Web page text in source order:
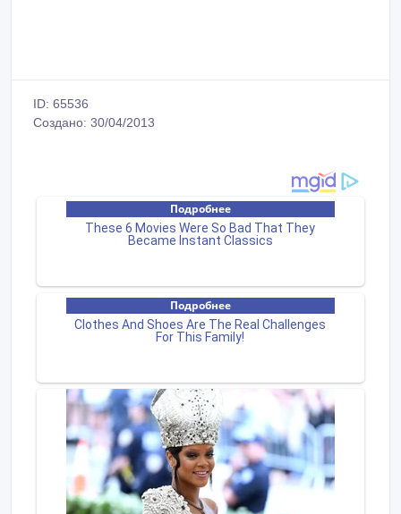
ID: 65536
Создано: 30/04/2013